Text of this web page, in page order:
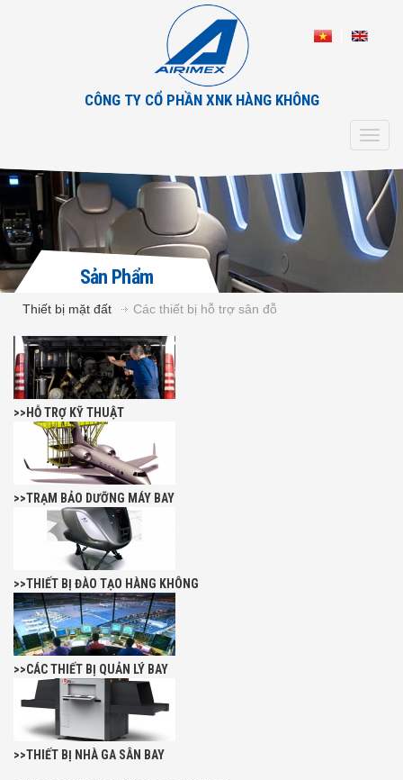
CÔNG TY CỔ PHẦN XNK HÀNG KHÔNG
Sản Phẩm
Thiết bị mặt đất Các thiết bị hỗ trợ sân đỗ
>>HỖ TRỢ KỸ THUẬT
>>TRẠM BẢO DƯỠNG MÁY BAY
>>THIẾT BỊ ĐÀO TẠO HÀNG KHÔNG
>>CÁC THIẾT BỊ QUẢN LÝ BAY
>>THIẾT BỊ NHÀ GA SÂN BAY